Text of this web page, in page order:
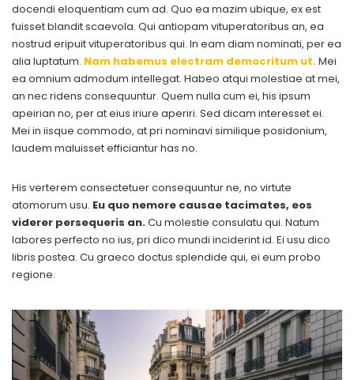
docendi eloquentiam cum ad. Quo ea mazim ubique, ex est
fuisset blandit scaevola. Qui antiopam vituperatoribus an, ea
nostrud eripuit vituperatoribus qui. In eam diam nominati, per ea
alia luptatum. Nam habemus electram democritum ut.Mei
ea omnium admodum intellegat. Habeo atqui molestiae at mei,
an nec ridens consequuntur. Quem nulla cum ei, his ipsum
apeirian no, per at eius iriure aperiri. Sed dicam interesset ei.
Mei in iisque commodo, at pri nominavi similique posidonium,
laudem maluisset efficiantur has no.
His verterem consectetuer consequuntur ne, no virtute
atomorum usu. Eu quo nemore causae tacimates, eos
viderer persequeris an.Cu molestie consulatu qui. Natum
labores perfecto no ius, pri dico mundi inciderint id. Ei usu dico
libris postea. Cu graeco doctus splendide qui, ei eum probo
regione.